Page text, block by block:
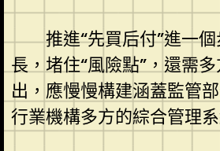
推進“先買后付”進一
長，堵住“風險點”，還需
出，應慢慢構建涵蓋監管
行業機構多方的綜合管理系